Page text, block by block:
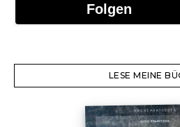
LESE MEINE
Folgen